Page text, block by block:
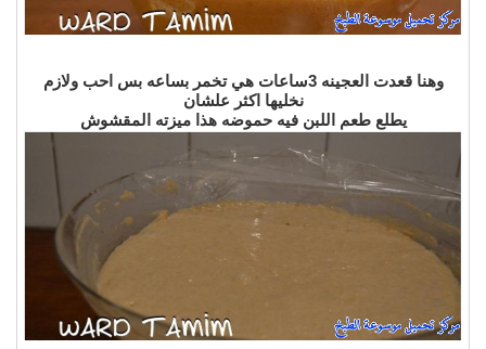
وهنا قعدت العجينه 3ساعات هي تخمر بساعه بس احب ولازم
نخليها اكثر علشان
يطلع طعم اللبن فيه حموضه هذا ميزته المقشوش